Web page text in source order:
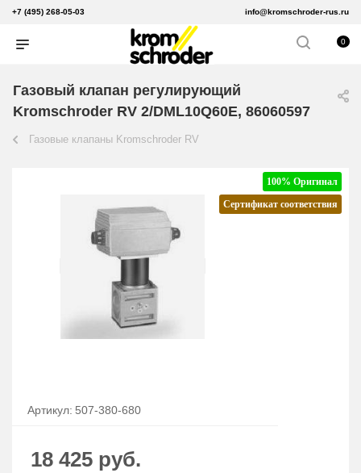
+7 (495) 268-05-03 info@kromschroder-rus.ru
0
Газовый клапан регулирующий
Kromschroder RV 2/DML10Q60E, 86060597
Газовые клапаны Kromschroder RV
100% Оригинал
Сертификат соответствия
Артикул: 507-380-680
18 425 руб.